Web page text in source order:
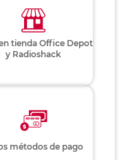
tienda Office Depot
y Radioshack
métodos de pago